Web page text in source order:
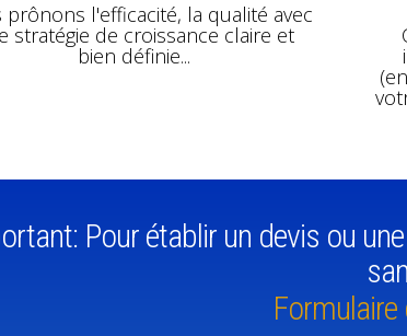
prônons l'efficacité, la qualité avec
stratégie de croissance claire et
bien définie...
Pour établir un devis ou